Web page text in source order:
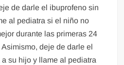
de darle el ibuprofeno sin
al pediatra si el niño no
durante las primeras 24
deje de darle el
su hijo y llame al pediatra